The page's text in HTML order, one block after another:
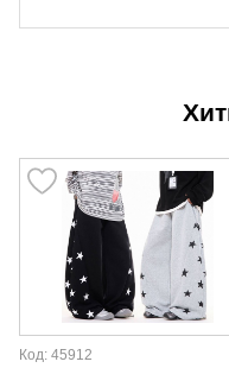
Код: 45912